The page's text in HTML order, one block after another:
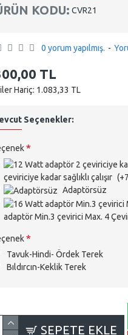
KODU: CVR21
0 yorum yapılmış. -
TL
Hariç: 1.083,33 TL
Seçenekler:
çeviriciye kadar sağlıklı çalışır
Adaptörsüz
adaptör Min.3 çevirici Max. 4
Tavuk-Hindi- Ördek Terek
Bıldırcın-Keklik Terek
SEPETE EKLE